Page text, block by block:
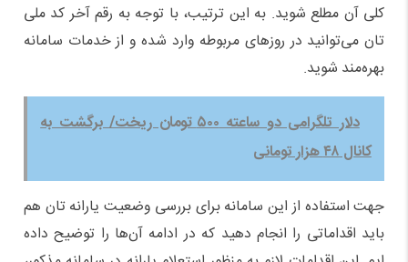
کلی آن مطلع شوید. به این ترتیب، با توجه به رقم آخر کد ملی
تان می‌توانید در روزهای مربوطه وارد شده و از خدمات سامانه
بهره‌مند شوید.
دلار تلگرامی دو ساعته ۵۰۰ تومان ریخت/ برگشت به
کانال ۴۸ هزار تومانی
جهت استفاده از این سامانه برای بررسی وضعیت یارانه تان هم
باید اقداماتی را انجام دهید که در ادامه آن‌ها را توضیح داده